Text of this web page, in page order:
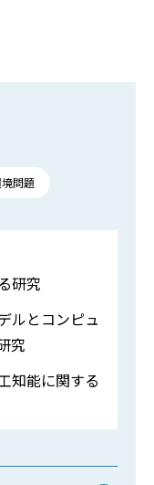
問題
研究
ルとコンピュ
究
知能に関する